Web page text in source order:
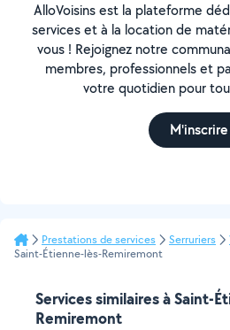
AlloVoisins est la plateforme
services et à la location de
vous ! Rejoignez notre
membres, professionnels et
votre quotidien pour
M'inscrire
Prestations de services Serruriers
Saint-Étienne-lès-Remiremont
Services similaires à Saint-
Remiremont